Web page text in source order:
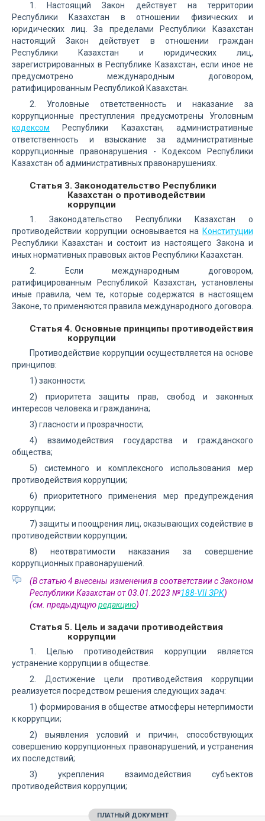
1. Настоящий Закон действует на территории
Республики Казахстан в отношении физических и
юридических лиц. За пределами Республики Казахстан
настоящий Закон действует в отношении граждан
Республики Казахстан и юридических лиц,
зарегистрированных в Республике Казахстан, если иное не
предусмотрено международным договором,
ратифицированным Республикой Казахстан.
2. Уголовные ответственность и наказание за
коррупционные преступления предусмотрены Уголовным
кодексом Республики Казахстан, административные
ответственность и взыскание за административные
коррупционные правонарушения - Кодексом Республики
Казахстан об административных правонарушениях.
Статья 3. Законодательство Республики
Казахстан о противодействии
коррупции
1. Законодательство Республики Казахстан о
противодействии коррупции основывается на Конституции
Республики Казахстан и состоит из настоящего Закона и
иных нормативных правовых актов Республики Казахстан.
2. Если международным договором,
ратифицированным Республикой Казахстан, установлены
иные правила, чем те, которые содержатся в настоящем
Законе, то применяются правила международного договора.
Статья 4. Основные принципы противодействия
коррупции
Противодействие коррупции осуществляется на основе
принципов:
1) законности;
2) приоритета защиты прав, свобод и законных
интересов человека и гражданина;
3) гласности и прозрачности;
4) взаимодействия государства и гражданского
общества;
5) системного и комплексного использования мер
противодействия коррупции;
6) приоритетного применения мер предупреждения
коррупции;
7) защиты и поощрения лиц, оказывающих содействие в
противодействии коррупции;
8) неотвратимости наказания за совершение
коррупционных правонарушений.
(В статью 4 внесены изменения в соответствии с Законом
Республики Казахстан от 03.01.2023 №188-VII ЗРК)
(см. предыдущуюредакцию)
Статья 5. Цель и задачи противодействия
коррупции
1. Целью противодействия коррупции является
устранение коррупции в обществе.
2. Достижение цели противодействия коррупции
реализуется посредством решения следующих задач:
1) формирования в обществе атмосферы нетерпимости
к коррупции;
2) выявления условий и причин, способствующих
совершению коррупционных правонарушений, и устранения
их последствий;
3) укрепления взаимодействия субъектов
противодействия коррупции;
ПЛАТНЫЙ ДОКУМЕНТ